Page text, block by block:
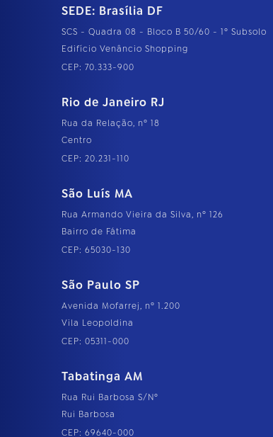
SEDE: Brasília DF
SCS - Quadra 08 - Bloco B 50/60 - 1º Subsolo
Edifício Venâncio Shopping
CEP: 70.333-900
Rio de Janeiro RJ
Rua da Relação, nº 18
Centro
CEP: 20.231-110
São Luís MA
Rua Armando Vieira da Silva, nº 126
Bairro de Fátima
CEP: 65030-130
São Paulo SP
Avenida Mofarrej, nº 1.200
Vila Leopoldina
CEP: 05311-000
Tabatinga AM
Rua Rui Barbosa S/Nº
Rui Barbosa
CEP: 69640-000